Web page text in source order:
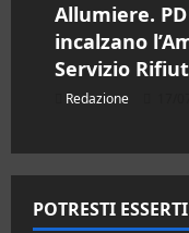
Allumiere.
incalzano
Servizio
Redazione
POTRESTI